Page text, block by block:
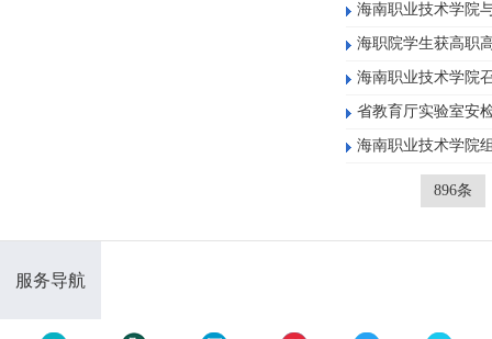
海南职业技术学院
海职院学生获高职
海南职业技术学院
省教育厅实验室安
海南职业技术学院
896条
服务导航